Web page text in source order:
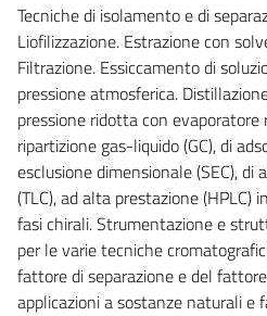
Tecniche di isolamento e di
Liofilizzazione. Estrazione con
Filtrazione. Essiccamento di
pressione atmosferica.
pressione ridotta con
ripartizione gas-liquido (GC), di
esclusione dimensionale (SEC),
(TLC), ad alta prestazione (HPLC)
fasi chirali. Strumentazione e
per le varie tecniche
fattore di separazione e del
applicazioni a sostanze naturali e